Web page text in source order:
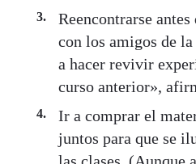
Reencontrarse
con los amigos de
a hacer revivir
curso anterior»,
Ir a comprar el
juntos para que se